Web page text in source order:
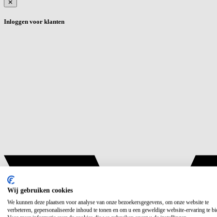
✕
Inloggen voor klanten
Wij gebruiken cookies
We kunnen deze plaatsen voor analyse van onze bezoekersgegevens, om onze website te
verbeteren, gepersonaliseerde inhoud te tonen en om u een geweldige website-ervaring te